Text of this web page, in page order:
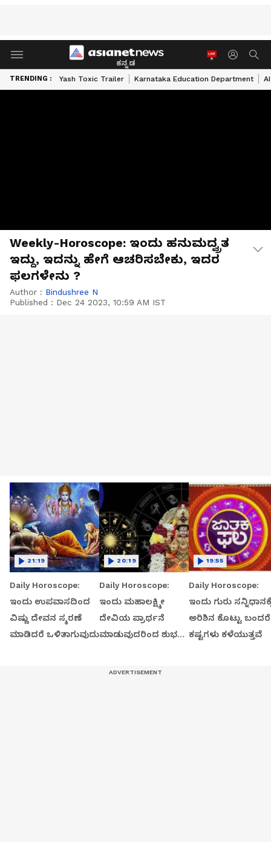
ಕನ್ನಡ
TRENDING : Yash Toxic Trailer Karnataka Education Department
Weekly-Horoscope: ಇಂದು ಹನುಮದ್ವ್ರತ
ಇದ್ದು, ಇದನ್ನು ಹೇಗೆ ಆಚರಿಸಬೇಕು, ಇದರ
ಫಲಗಳೇನು ?
Author : Bindushree N
Published : Dec 24 2023, 10:59 AM IST
Daily Horoscope:
ಇಂದು ಉಪವಾಸದಿಂದ
ವಿಷ್ಣು ದೇವನ ಸ್ಮರಣೆ
ಮಾಡಿದರೆ ಒಳಿತಾಗುವುದು
21:19
Daily Horoscope:
ಇಂದು ಮಹಾಲಕ್ಷ್ಮೀ
ದೇವಿಯ ಪ್ರಾರ್ಥನೆ
ಮಾಡುವುದರಿಂದ ಶುಭ
20:19
Daily Horoscope:
ಇಂದು ಗುರು
ಅರಿಶಿನ ಕೊಟ್ಟು ಬಂದರೆ
ಕಷ್ಟಗಳು ಕಳೆಯುತ್ತವೆ
19:55